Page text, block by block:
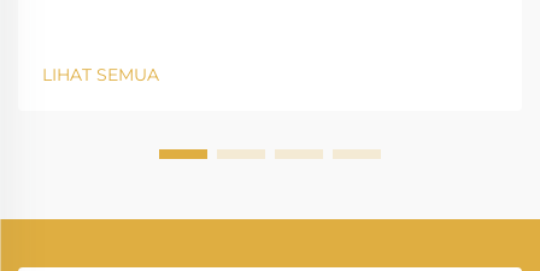
LIHAT SEMUA